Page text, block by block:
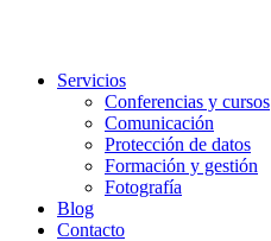
Servicios
Conferencias y cursos
Comunicación
Protección de datos
Formación y gestión
Fotografía
Blog
Contacto